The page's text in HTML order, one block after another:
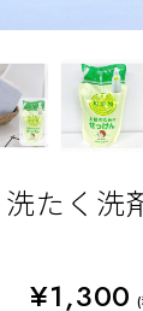
たく洗
¥1,300